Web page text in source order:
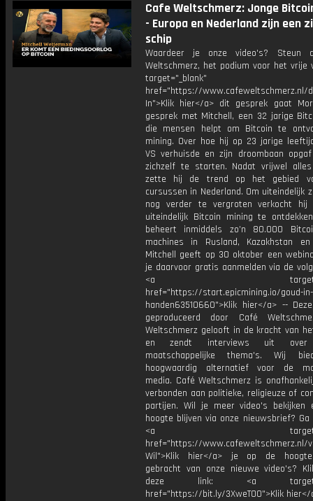
Cafe Weltschmerz: Jonge
- Europa en Nederland zijn een
schip
Waardeer je onze video's? Steun
Weltschmerz, het podium voor het vrije
target="_blank"
href="https://www.cafeweltschmerz.nl/
In">Klik hier</a> dit gesprek gaat
gesprek met Mitchell, een 32 jarige
die mensen helpt om Bitcoin te
mining. Over hoe hij op 23 jarige
VS verhuisde en zijn droombaan
zichzelf te starten. Nadat vrijwel
zette hij de trend op het gebied
cursussen in Nederland. Om uiteindelijk
nog verder te vergroten verkocht hij
uiteindelijk Bitcoin mining te
beheert inmiddels zo’n 80.000
machines in Rusland, Kazakhstan en
Mitchell geeft op 30 oktober een
je daarvoor gratis aanmelden via de
<a
href="https://start.epicmining.io/goud-in-
handen63510660">Klik hier</a> --
geproduceerd door Café
Weltschmerz gelooft in de kracht van
en zendt interviews uit over
maatschappelijke thema's. Wij
hoogwaardig alternatief voor de
media. Café Weltschmerz is
verbonden aan politieke, religieuze of
partijen. Wil je meer video's bekijken
hoogte blijven via onze nieuwsbrief? Ga
<a
href="https://www.cafeweltschmerz.nl/
Wil">Klik hier</a> je op de
gebracht van onze nieuwe video's?
deze link: <a
href="https://bit.ly/3XweTO0">Klik hier</